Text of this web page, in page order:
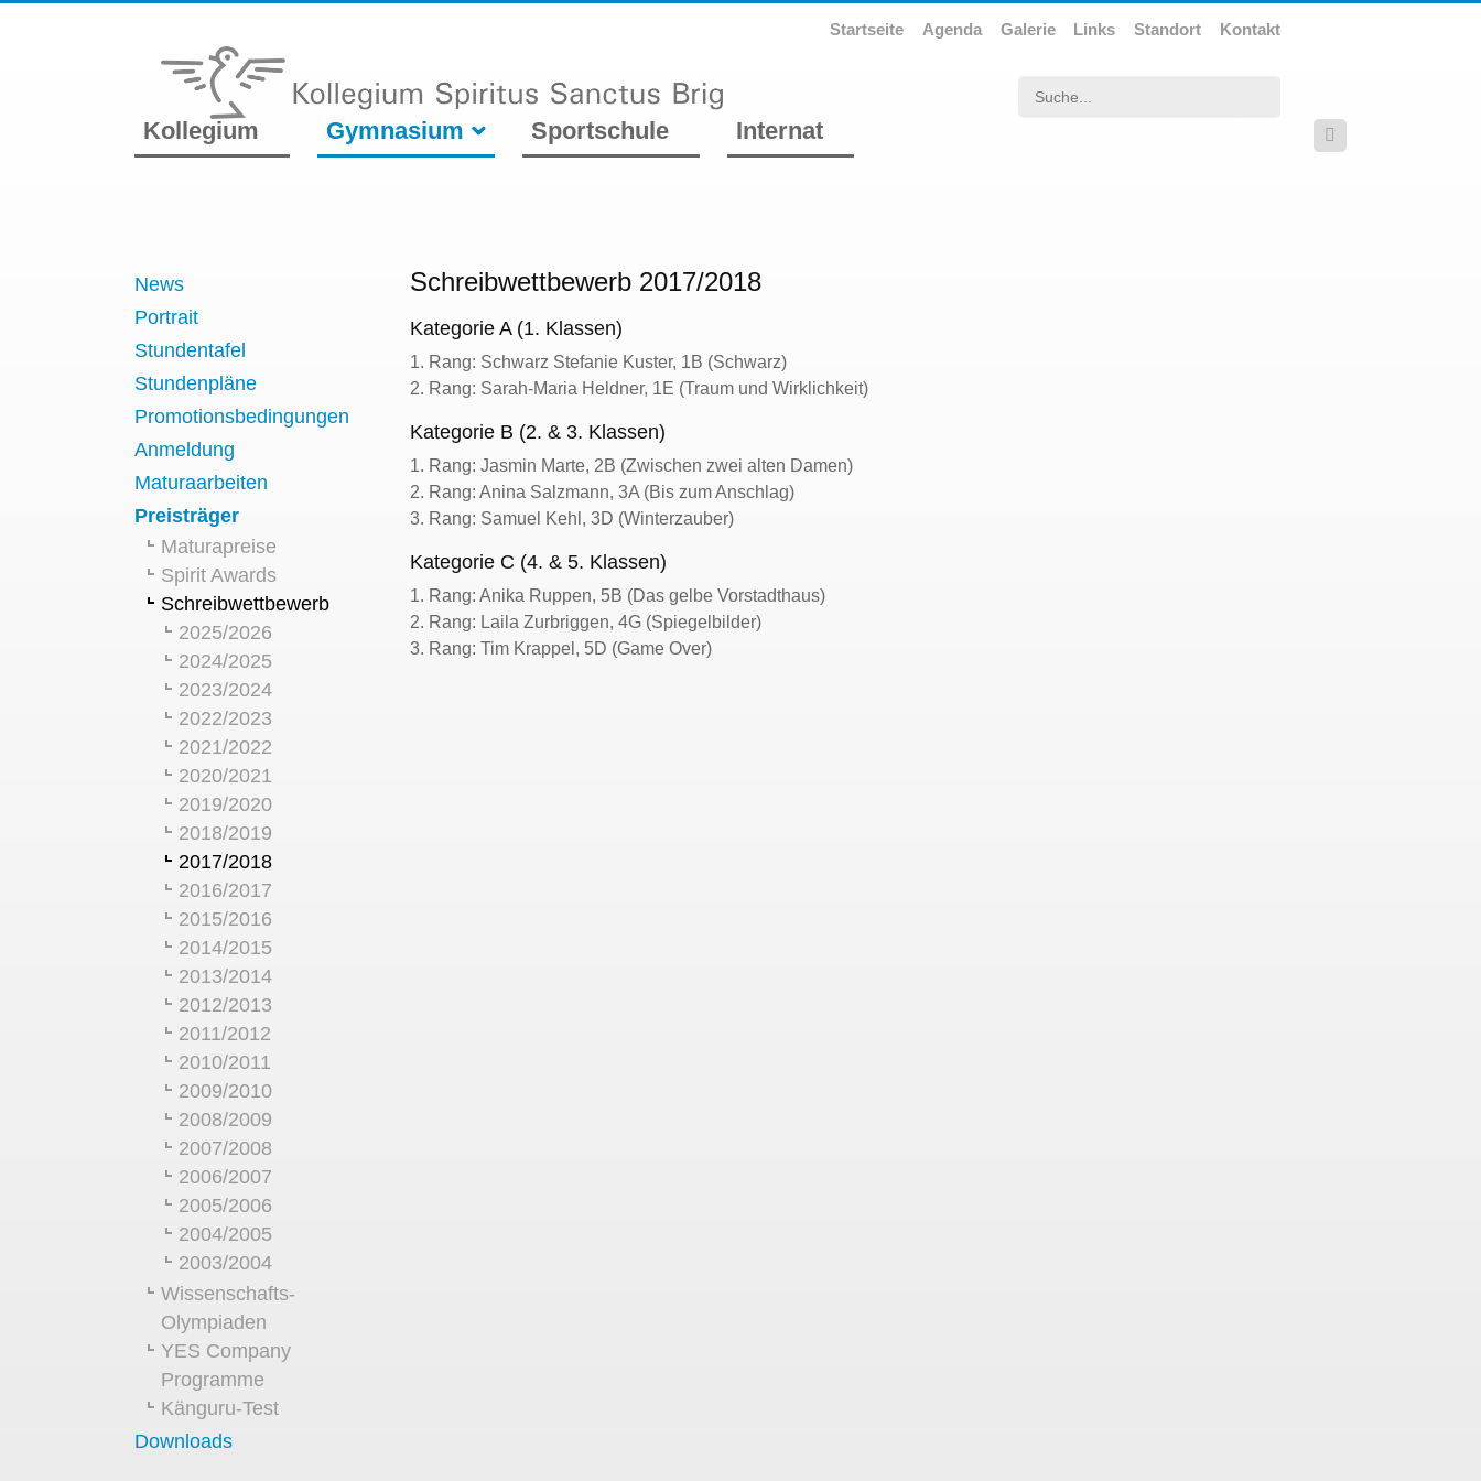
Startseite Agenda Galerie Links Standort Kontakt
Kollegium Gymnasium Sportschule Internat 
News
Portrait
Stundentafel
Stundenpläne
Promotionsbedingungen
Anmeldung
Maturaarbeiten
Preisträger
Maturapreise
Spirit Awards
Schreibwettbewerb
2025/2026
2024/2025
2023/2024
2022/2023
2021/2022
2020/2021
2019/2020
2018/2019
2017/2018
2016/2017
2015/2016
2014/2015
2013/2014
2012/2013
2011/2012
2010/2011
2009/2010
2008/2009
2007/2008
2006/2007
2005/2006
2004/2005
2003/2004
Wissenschafts-
Olympiaden
YES Company
Programme
Känguru-Test
Downloads
Schreibwettbewerb 2017/2018
Kategorie A (1. Klassen)
1. Rang: Schwarz Stefanie Kuster, 1B (Schwarz)
2. Rang: Sarah-Maria Heldner, 1E (Traum und Wirklichkeit)
Kategorie B (2. & 3. Klassen)
1. Rang: Jasmin Marte, 2B (Zwischen zwei alten Damen)
2. Rang: Anina Salzmann, 3A (Bis zum Anschlag)
3. Rang: Samuel Kehl, 3D (Winterzauber)
Kategorie C (4. & 5. Klassen)
1. Rang: Anika Ruppen, 5B (Das gelbe Vorstadthaus)
2. Rang: Laila Zurbriggen, 4G (Spiegelbilder)
3. Rang: Tim Krappel, 5D (Game Over)